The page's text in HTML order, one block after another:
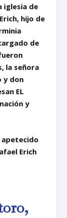
iglesia de
hijo de
de
la señora
y don
EL
y
apetecido
Erich